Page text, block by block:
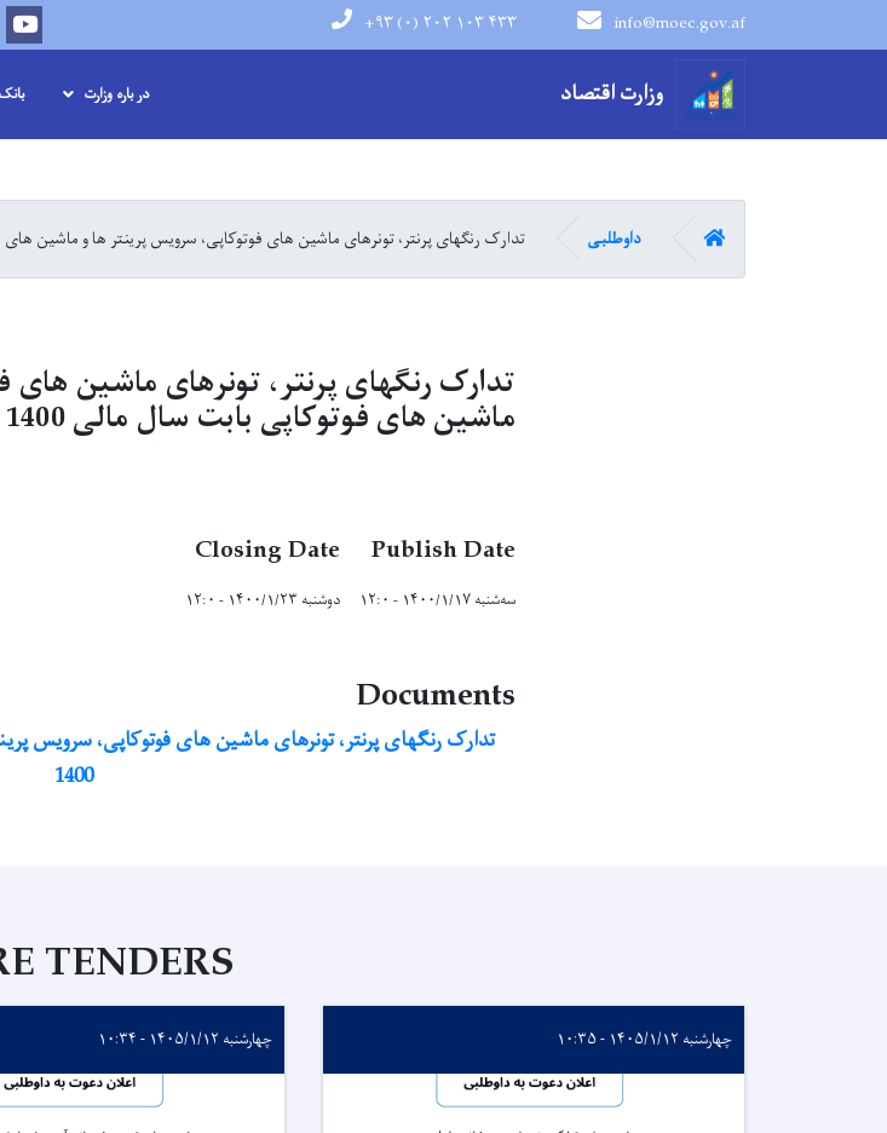
content
وزارت اقتصاد
info@moec.gov.af +۹۳ (۰) ۲۰۲ ۱۰۳ ۴۳۳
navigation menu در باره وزارت
صفحه اصلیداوطلبی تدارک رنگهای پرنتر، تونرهای ماشین های فوتوکاپی، سرویس پرینتر ها و ماشین های
تدارک رنگهای پرنتر، تونرهای ماشین های
ماشین های فوتوکاپی بابت سال مالی 1400
Publish Date
سه‌شنبه ۱۴۰۰/۱/۱۷ - ۱۲:۰
Closing Date
دوشنبه ۱۴۰۰/۱/۲۳ - ۱۲:۰
Documents
تدارک رنگهای پرنتر، تونرهای ماشین های فوتوکاپی، سرویس
1400
TENDERS
چهارشنبه ۱۴۰۵/۱/۱۲ - ۱۰:۳۵ چهارشنبه ۱۴۰۵/۱/۱۲ - ۱۰:۳۴